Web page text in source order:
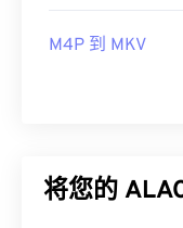
M4P 到 MKV
将您的